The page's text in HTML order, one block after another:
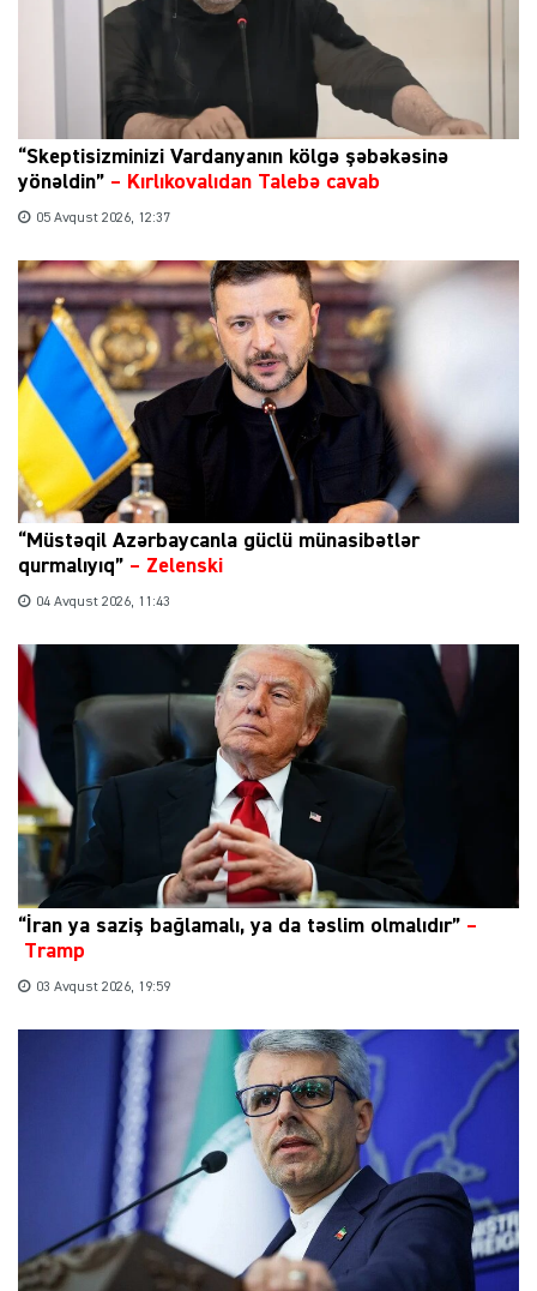
“Skeptisizminizi Vardanyanın kölgə şəbəkəsinə
yönəldin” – Kırlıkovalıdan Talebə cavab
05 Avqust 2026, 12:37
“Müstəqil Azərbaycanla güclü münasibətlər
qurmalıyıq” – Zelenski
04 Avqust 2026, 11:43
“İran ya saziş bağlamalı, ya da təslim olmalıdır” –
Tramp
03 Avqust 2026, 19:59